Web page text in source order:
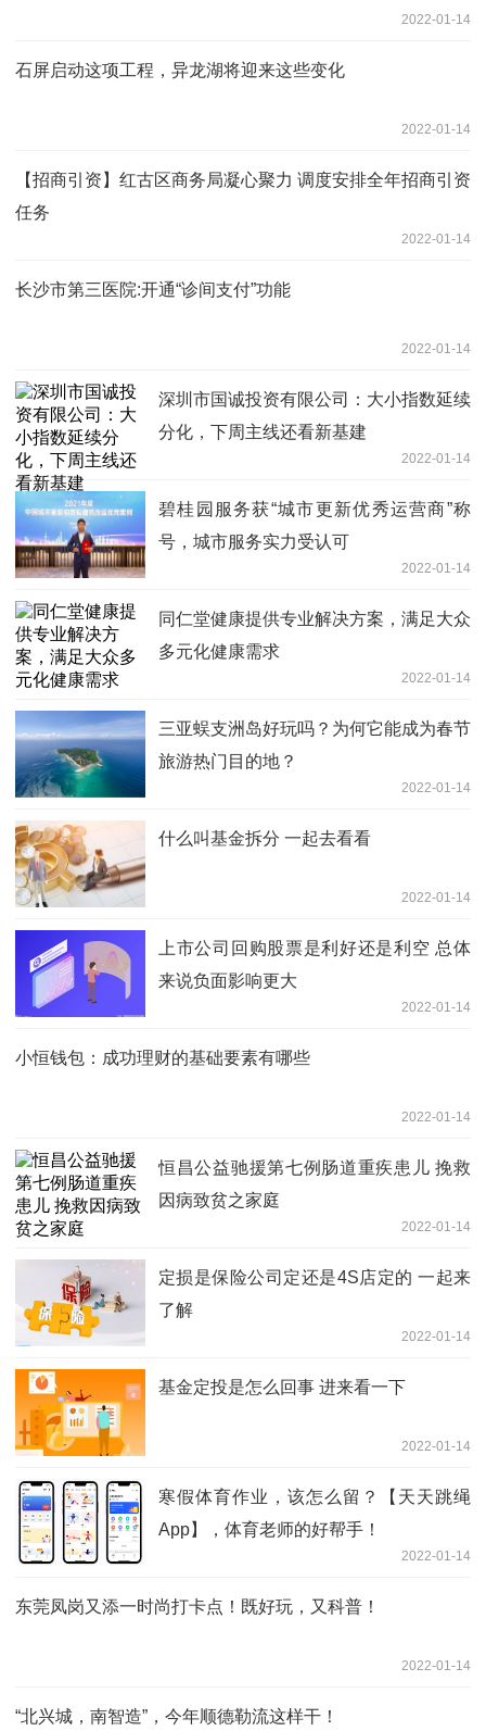
2022-01-14
石屏启动这项工程，异龙湖将迎来这些变化
2022-01-14
【招商引资】红古区商务局凝心聚力 调度安排全年招商引资
任务
2022-01-14
长沙市第三医院:开通“诊间支付”功能
2022-01-14
深圳市国诚投资有限公司：大小指数延续
分化，下周主线还看新基建
2022-01-14
碧桂园服务获“城市更新优秀运营商”称
号，城市服务实力受认可
2022-01-14
同仁堂健康提供专业解决方案，满足大众
多元化健康需求
2022-01-14
三亚蜈支洲岛好玩吗？为何它能成为春节
旅游热门目的地？
2022-01-14
什么叫基金拆分 一起去看看
2022-01-14
上市公司回购股票是利好还是利空 总体
来说负面影响更大
2022-01-14
小恒钱包：成功理财的基础要素有哪些
2022-01-14
恒昌公益驰援第七例肠道重疾患儿 挽救
因病致贫之家庭
2022-01-14
定损是保险公司定还是4S店定的 一起来
了解
2022-01-14
基金定投是怎么回事 进来看一下
2022-01-14
寒假体育作业，该怎么留？【天天跳绳
App】，体育老师的好帮手！
2022-01-14
东莞凤岗又添一时尚打卡点！既好玩，又科普！
2022-01-14
“北兴城，南智造”，今年顺德勒流这样干！